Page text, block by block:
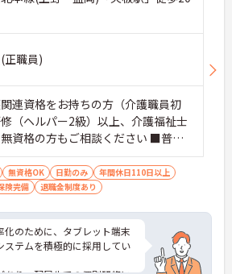
正職員)
連資格をお持ちの方（介護職員初
（ヘルパー2級）以上、介護福祉士
資格の方もご相談ください ■普通
一種運転免許歓迎 ※夜勤対応必須
ービスに関わらず、介護職正社員
フトに入る可能性があります）
無資格OK 日勤のみ
年間休日110日以上
険完備 退職金制度あり
のために、タブレット端末
ステムを積極的に採用してい